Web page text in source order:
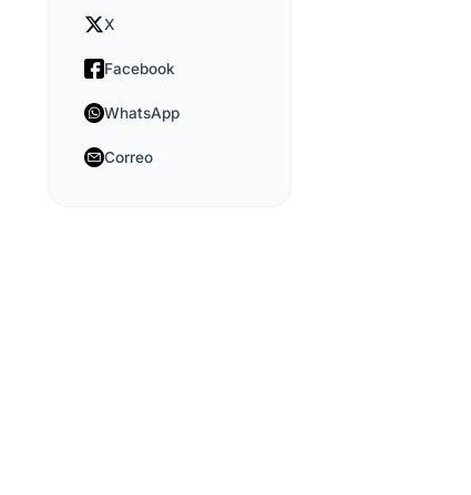
X
Facebook
WhatsApp
Correo